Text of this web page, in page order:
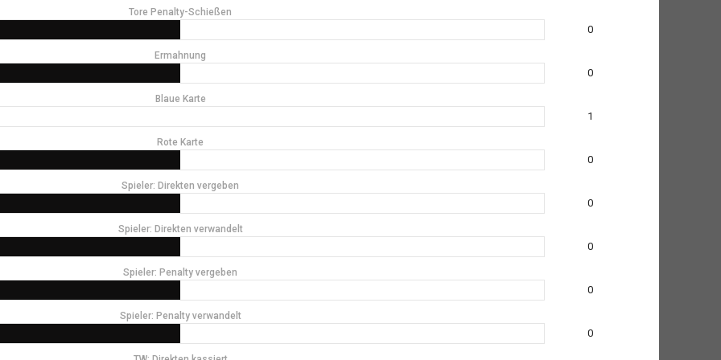
Tore Penalty-Schießen
0
Ermahnung
0
Blaue Karte
1
Rote Karte
0
Spieler: Direkten vergeben
0
Spieler: Direkten verwandelt
0
Spieler: Penalty vergeben
0
Spieler: Penalty verwandelt
0